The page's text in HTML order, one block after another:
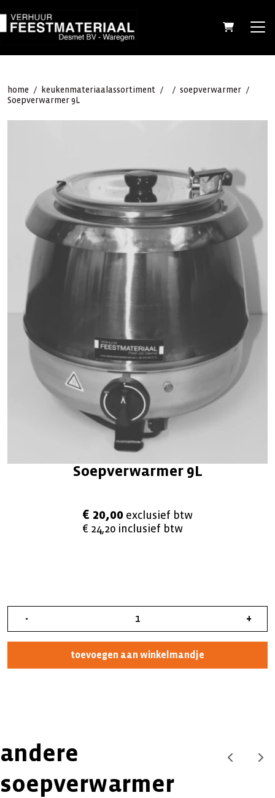
home / keukenmateriaal assortiment / / soepverwarmer /
Soepverwarmer 9L
Soepverwarmer 9L
€ 20,00 exclusief btw
€ 24,20 inclusief btw
- +
toevoegen aan winkelmandje
andere
soepverwarmer